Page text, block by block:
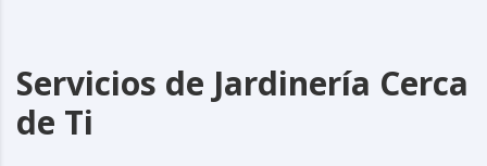
Servicios de Jardinería Cerca
de Ti